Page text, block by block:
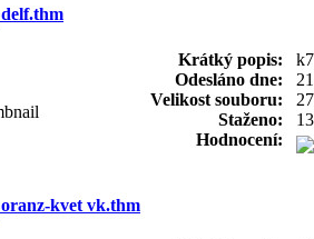
delf.thm
Krátký popis:
Odesláno dne:
Velikost souboru:
Staženo:
Hodnocení:
oranz-kvet vk.thm